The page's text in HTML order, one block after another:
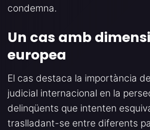
condemna.
Un cas amb
europea
El cas destaca la importància
judicial internacional en la
delinqüents que intenten
traslladant-se entre diferents